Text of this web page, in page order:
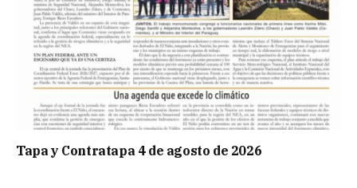
Tapa y Contratapa 4 de agosto de 2026